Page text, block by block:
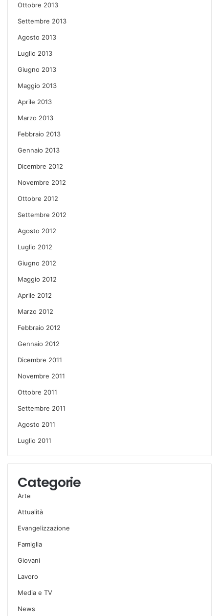
Ottobre 2013
Settembre 2013
Agosto 2013
Luglio 2013
Giugno 2013
Maggio 2013
Aprile 2013
Marzo 2013
Febbraio 2013
Gennaio 2013
Dicembre 2012
Novembre 2012
Ottobre 2012
Settembre 2012
Agosto 2012
Luglio 2012
Giugno 2012
Maggio 2012
Aprile 2012
Marzo 2012
Febbraio 2012
Gennaio 2012
Dicembre 2011
Novembre 2011
Ottobre 2011
Settembre 2011
Agosto 2011
Luglio 2011
Categorie
Arte
Attualità
Evangelizzazione
Famiglia
Giovani
Lavoro
Media e TV
News